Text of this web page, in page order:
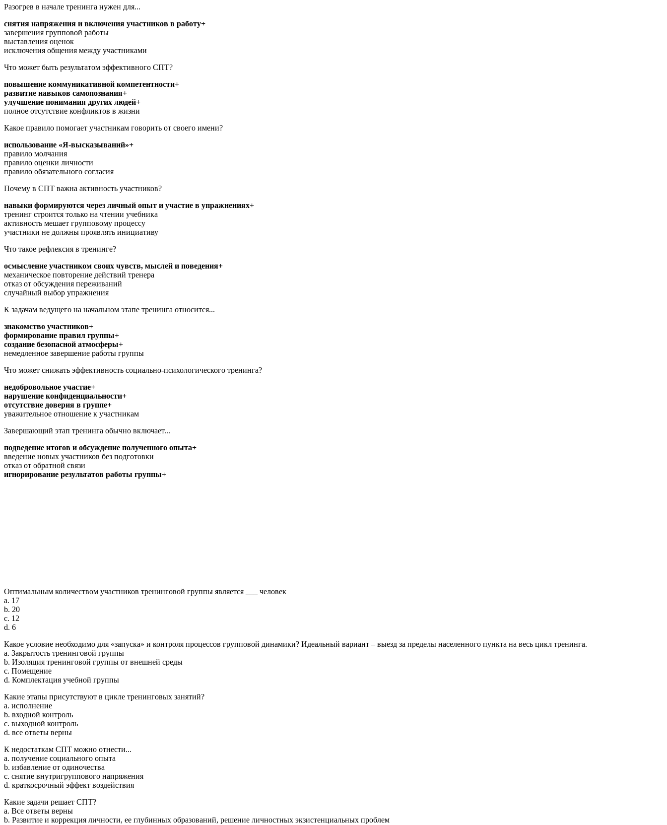
Разогрев в начале тренинга нужен для...
снятия напряжения и включения участников в работу+
завершения групповой работы
выставления оценок
исключения общения между участниками
Что может быть результатом эффективного СПТ?
повышение коммуникативной компетентности+
развитие навыков самопознания+
улучшение понимания других людей+
полное отсутствие конфликтов в жизни
Какое правило помогает участникам говорить от своего имени?
использование «Я-высказываний»+
правило молчания
правило оценки личности
правило обязательного согласия
Почему в СПТ важна активность участников?
навыки формируются через личный опыт и участие в упражнениях+
тренинг строится только на чтении учебника
активность мешает групповому процессу
участники не должны проявлять инициативу
Что такое рефлексия в тренинге?
осмысление участником своих чувств, мыслей и поведения+
механическое повторение действий тренера
отказ от обсуждения переживаний
случайный выбор упражнения
К задачам ведущего на начальном этапе тренинга относится...
знакомство участников+
формирование правил группы+
создание безопасной атмосферы+
немедленное завершение работы группы
Что может снижать эффективность социально-психологического тренинга?
недобровольное участие+
нарушение конфиденциальности+
отсутствие доверия в группе+
уважительное отношение к участникам
Завершающий этап тренинга обычно включает...
подведение итогов и обсуждение полученного опыта+
введение новых участников без подготовки
отказ от обратной связи
игнорирование результатов работы группы+
Оптимальным количеством участников тренинговой группы является ___ человек
a. 17
b. 20
c. 12
d. 6
Какое условие необходимо для «запуска» и контроля процессов групповой динамики? Идеальный вариант – выезд за пределы населенного пункта на весь цикл тренинга.
a. Закрытость тренинговой группы
b. Изоляция тренинговой группы от внешней среды
c. Помещение
d. Комплектация учебной группы
Какие этапы присутствуют в цикле тренинговых занятий?
a. исполнение
b. входной контроль
c. выходной контроль
d. все ответы верны
К недостаткам СПТ можно отнести...
a. получение социального опыта
b. избавление от одиночества
c. снятие внутригруппового напряжения
d. краткосрочный эффект воздействия
Какие задачи решает СПТ?
a. Все ответы верны
b. Развитие и коррекция личности, ее глубинных образований, решение личностных экзистенциальных проблем